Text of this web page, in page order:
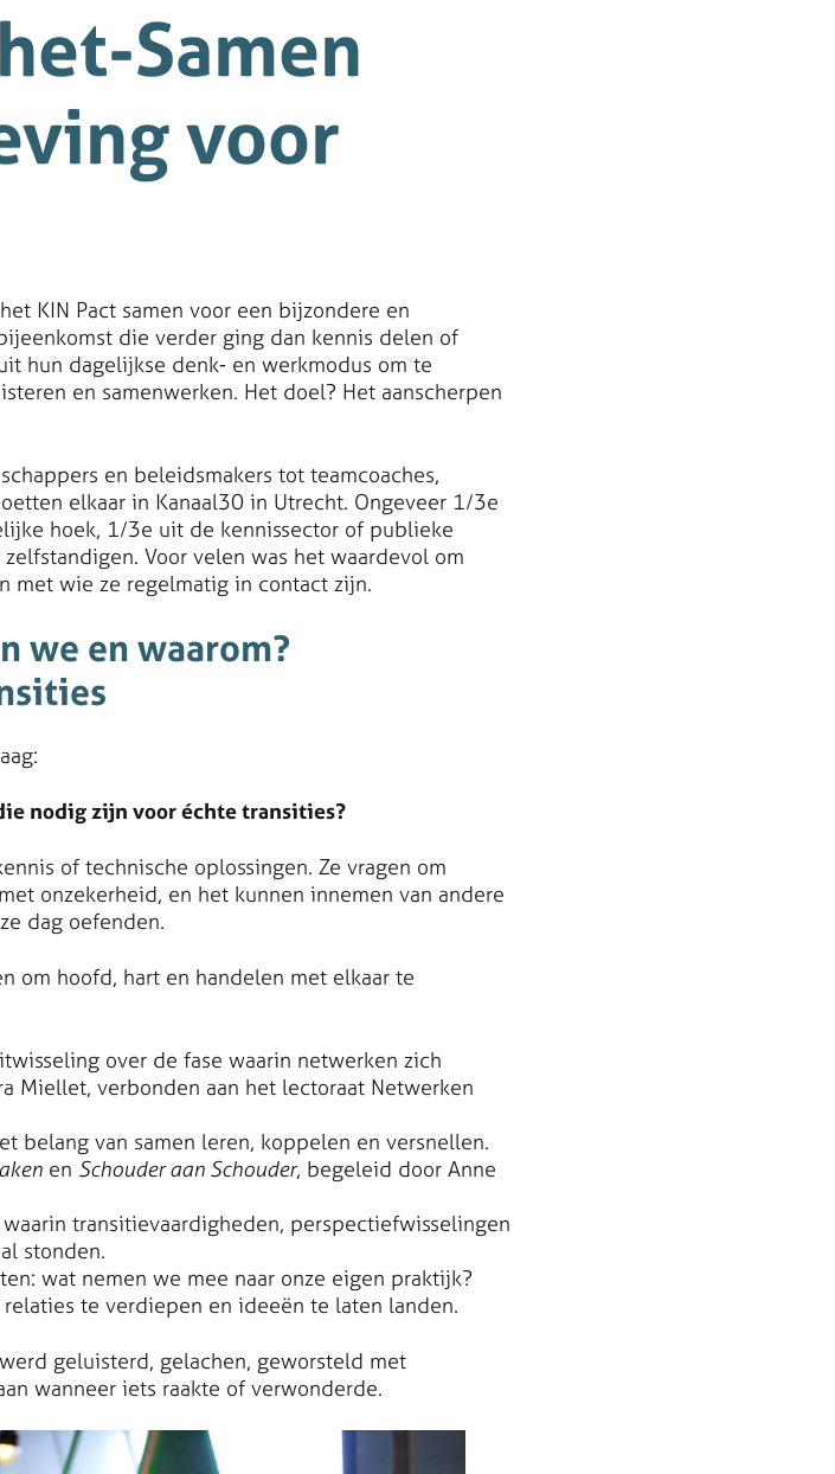
Samen
voor
KIN Pact samen voor een bijzondere en
die verder ging dan kennis delen of
hun dagelijkse denk- en werkmodus om te
en samenwerken. Het doel? Het aanscherpen
en beleidsmakers tot teamcoaches,
elkaar in Kanaal30 in Utrecht. Ongeveer 1/3e
hoek, 1/3e uit de kennissector of publieke
Voor velen was het waardevol om
met wie ze regelmatig in contact zijn.
we en waarom?
nodig zijn voor échte transities?
of technische oplossingen. Ze vragen om
onzekerheid, en het kunnen innemen van andere
dag oefenden.
om hoofd, hart en handelen met elkaar te
over de fase waarin netwerken zich
Miellet, verbonden aan het lectoraat Netwerken
belang van samen leren, koppelen en versnellen.
en Schouder aan Schouder, begeleid door Anne
transitievaardigheden, perspectiefwisselingen
stonden.
wat nemen we mee naar onze eigen praktijk?
relaties te verdiepen en ideeën te laten landen.
geluisterd, gelachen, geworsteld met
wanneer iets raakte of verwonderde.